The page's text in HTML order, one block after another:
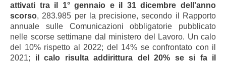
attivati tra il 1° gennaio e il 31 dicembre dell'anno
scorso, 283.985 per la precisione, secondo il Rapporto
annuale sulle Comunicazioni obbligatorie pubblicato
nelle scorse settimane dal ministero del Lavoro. Un calo
del 10% rispetto al 2022; del 14% se confrontato con il
2021; il calo risulta addirittura del 20% se si fa il